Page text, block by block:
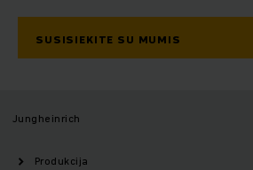
SUSISIEKITE SU MUMIS
Jungheinrich
Produkcija